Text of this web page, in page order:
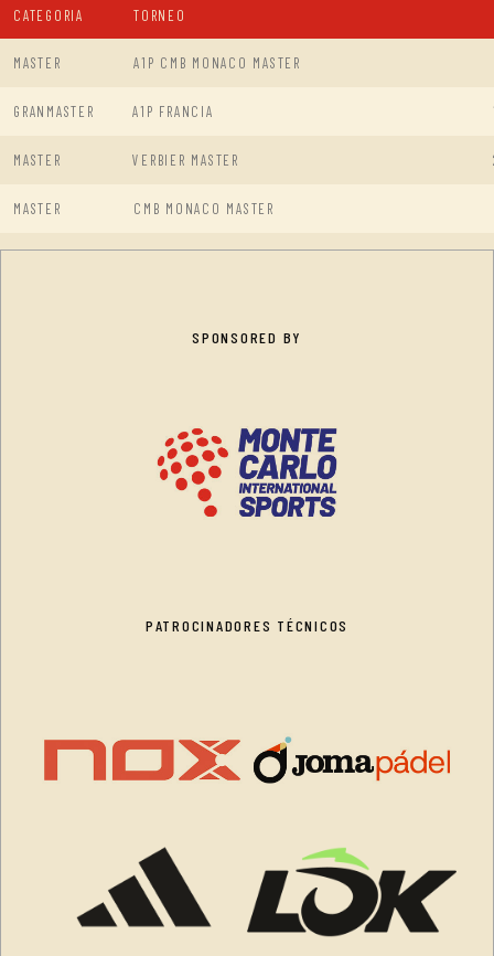
CATEGORIA TORNEO
MASTER A1P CMB MONACO MASTER
GRANMASTER A1P FRANCIA
MASTER VERBIER MASTER
MASTER CMB MONACO MASTER
SPONSORED BY
PATROCINADORES TÉCNICOS